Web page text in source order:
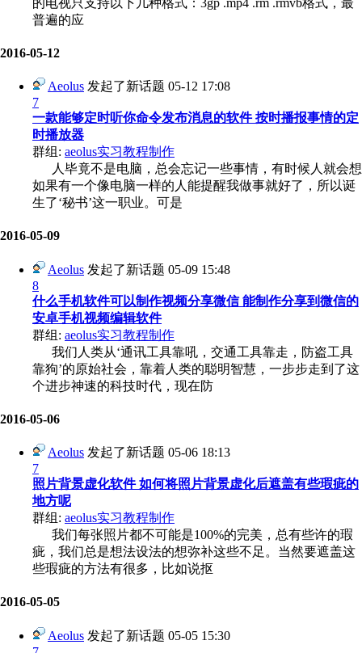
普遍的应
2016-05-12
Aeolus 发起了新话题 05-12 17:08
7
一款能够定时听你命令发布消息的软件 按时播报事情的定
时播放器
群组: aeolus实习教程制作
人毕竟不是电脑，总会忘记一些事情，有时候人就会想
如果有一个像电脑一样的人能提醒我做事就好了，所以诞
生了‘秘书’这一职业。可是
2016-05-09
Aeolus 发起了新话题 05-09 15:48
8
什么手机软件可以制作视频分享微信 能制作分享到微信的
安卓手机视频编辑软件
群组: aeolus实习教程制作
我们人类从‘通讯工具靠吼，交通工具靠走，防盗工具
靠狗’的原始社会，靠着人类的聪明智慧，一步步走到了这
个进步神速的科技时代，现在防
2016-05-06
Aeolus 发起了新话题 05-06 18:13
7
照片背景虚化软件 如何将照片背景虚化后遮盖有些瑕疵的
地方呢
群组: aeolus实习教程制作
我们每张照片都不可能是100%的完美，总有些许的瑕
疵，我们总是想法设法的想弥补这些不足。当然要遮盖这
些瑕疵的方法有很多，比如说抠
2016-05-05
Aeolus 发起了新话题 05-05 15:30